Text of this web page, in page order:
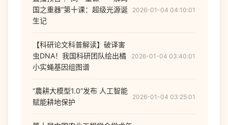
国之重器”第十课：超级光源诞
生记
2026-01-04 04:10:01
【科研论文科普解读】破译害
虫DNA！我国科研团队绘出橘
小实蝇基因组图谱
2026-01-04 03:40:01
“農耕大模型1.0”发布 人工智能
赋能耕地保护
2026-01-04 03:25:01